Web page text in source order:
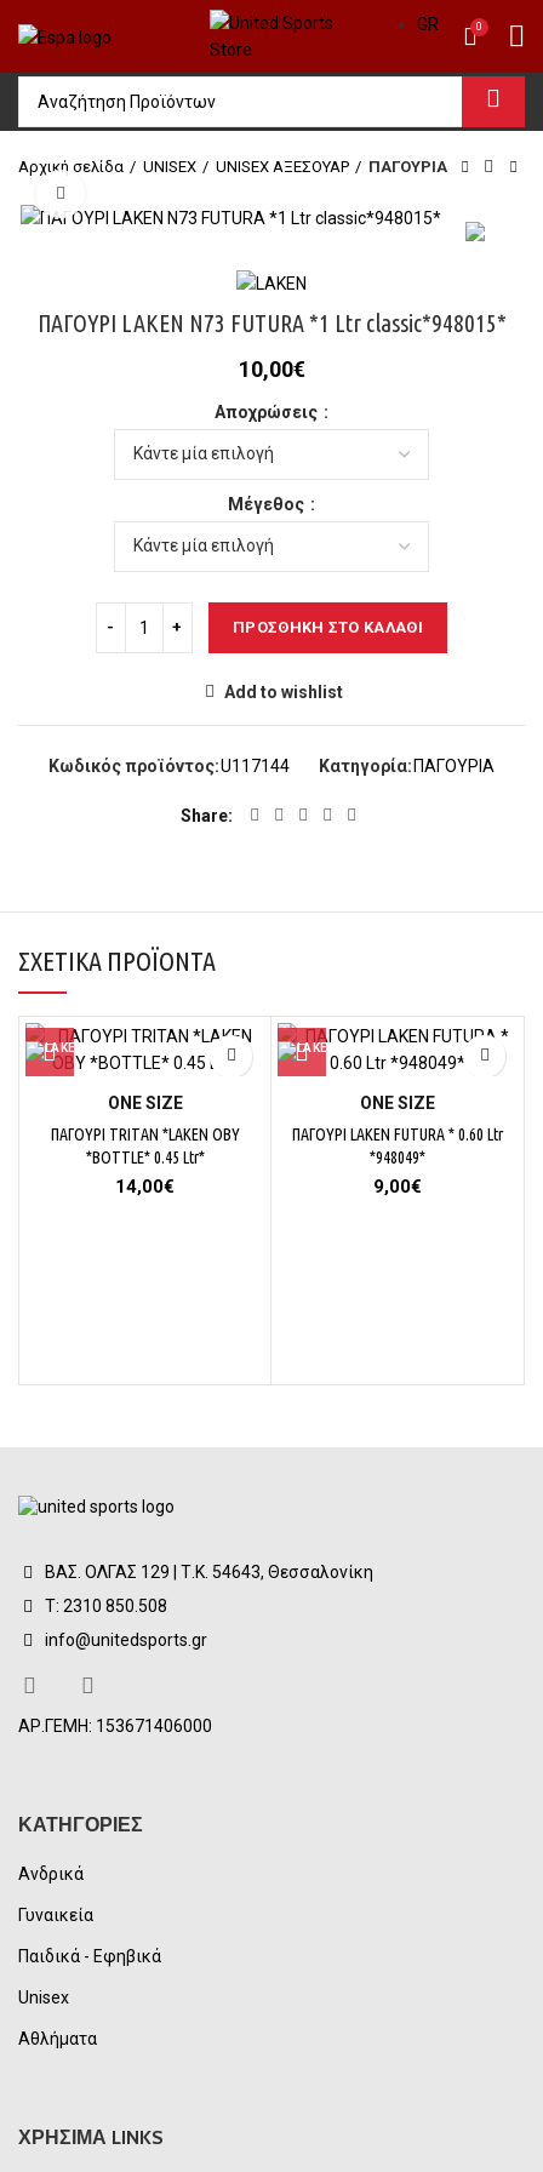
GR 0
Αρχική σελίδα UΝΙSΕΧ UNISEX ΑΞΕΣΟΥΑΡ
ΠΑΓΟΥΡΙΑ
ΠΑΓΟΥΡΙ LAKEN N73 FUTURA *1 Ltr classic*948015*
10,00€
Αποχρώσεις
Μέγεθος
ΠΡΟΣΘΉΚΗ ΣΤΟ ΚΑΛΆΘΙ
Add to wishlist
Κωδικός προϊόντος:U117144 Κατηγορία:ΠΑΓΟΥΡΙΑ
Share
ΣΧΕΤΙΚΆ ΠΡΟΪΌΝΤΑ
ΟΝΕ SΙΖΕ
ΠΑΓΟΥΡΙ TRITAN *LAKEN OBY
*BOTTLE* 0.45 Ltr*
14,00€
ΟΝΕ SΙΖΕ
ΠΑΓΟΥΡΙ LAKEN FUTURA * 0.60 Ltr
*948049*
9,00€
ΒΑΣ. ΟΛΓΑΣ 129 | Τ.Κ. 54643, Θεσσαλονίκη
Τ: 2310 850.508
info@unitedsports.gr
ΑΡ.ΓΕΜΗ: 153671406000
ΚΑΤΗΓΟΡΙΕΣ
Ανδρικά
Γυναικεία
Παιδικά - Εφηβικά
Unisex
Αθλήματα
ΧΡΗΣΙΜΑ LINKS